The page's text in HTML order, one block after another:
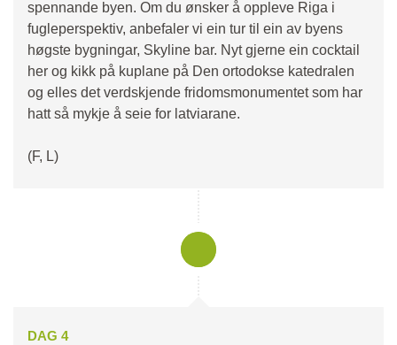
spennande byen. Om du ønsker å oppleve Riga i
fugleperspektiv, anbefaler vi ein tur til ein av byens
høgste bygningar, Skyline bar. Nyt gjerne ein cocktail
her og kikk på kuplane på Den ortodokse katedralen
og elles det verdskjende fridomsmonumentet som har
hatt så mykje å seie for latviarane.
(F, L)
DAG 4